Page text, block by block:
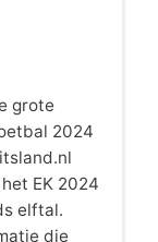
grote
2024
EK 2024
elftal.
die